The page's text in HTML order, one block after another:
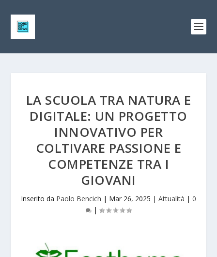
LA SCUOLA TRA NATURA E
DIGITALE: UN PROGETTO
INNOVATIVO PER
COLTIVARE PASSIONE E
COMPETENZE TRA I
GIOVANI
Inserito da Paolo Bencich | Mar 26, 2025 | Attualità | 0
|